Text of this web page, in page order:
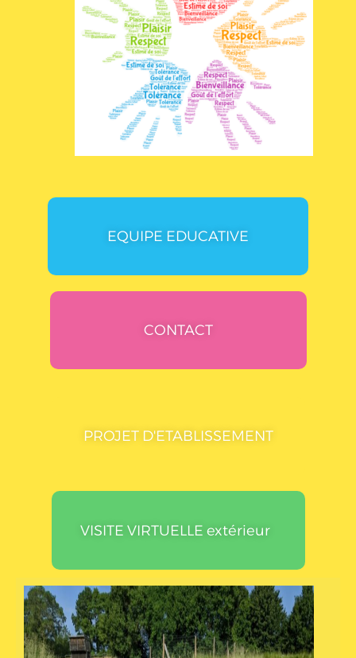
EQUIPE EDUCATIVE
CONTACT
PROJET D'ETABLISSEMENT
VISITE VIRTUELLE extérieur